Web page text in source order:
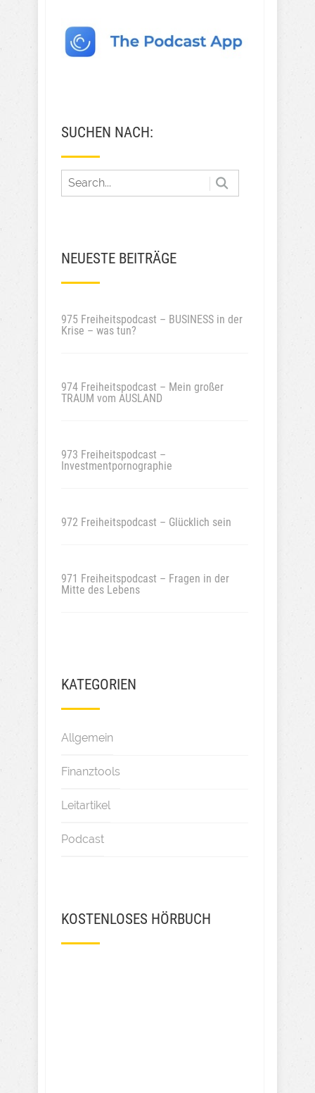
SUCHEN NACH:
NEUESTE BEITRÄGE
975 Freiheitspodcast – BUSINESS in der
Krise – was tun?
974 Freiheitspodcast – Mein großer
TRAUM vom AUSLAND
973 Freiheitspodcast –
Investmentpornographie
972 Freiheitspodcast – Glücklich sein
971 Freiheitspodcast – Fragen in der
Mitte des Lebens
KATEGORIEN
Allgemein
Finanztools
Leitartikel
Podcast
KOSTENLOSES HÖRBUCH